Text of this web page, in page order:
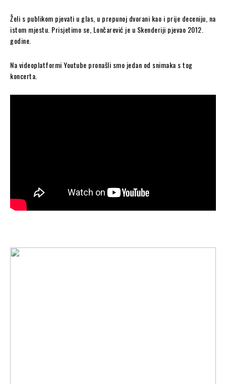
Želi s publikom pjevati u glas, u prepunoj dvorani kao i prije deceniju, na
istom mjestu. Prisjetimo se, Lončarević je u Skenderiji pjevao 2012.
godine.
Na videoplatformi Youtube pronašli smo jedan od snimaka s tog
koncerta.